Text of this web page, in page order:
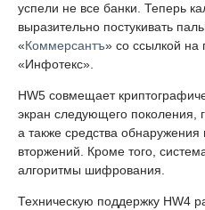
успели не все банки. Теперь
выразительно постукивать
«Коммерсантъ» со ссылкой на
«Инфотекс».
HW5 совмещает
экран следующего поколения,
а также средства
вторжений. Кроме того,
алгоритмы шифрования.
Техническую поддержку HW4